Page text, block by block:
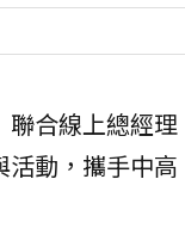
聯合線上總經理
活動，攜手中高